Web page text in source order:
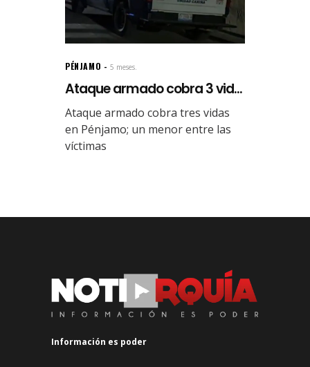
PÉNJAMO 5 meses.
Ataque armado cobra 3 vid...
Ataque armado cobra tres vidas
en Pénjamo; un menor entre las
víctimas
Información es poder